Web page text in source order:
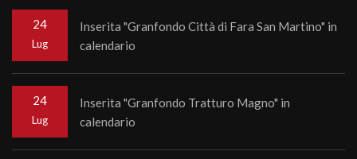
24
Lug
Inserita "Granfondo Città di Fara San Martino" in
calendario
24
Lug
Inserita "Granfondo Tratturo Magno" in
calendario